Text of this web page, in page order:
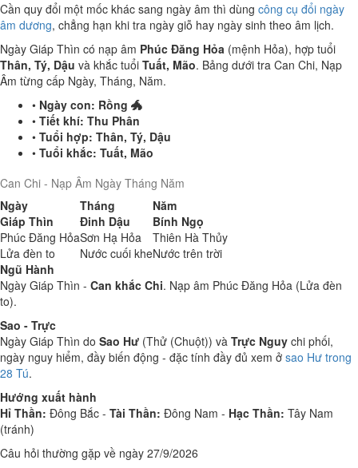
Cần quy đổi một mốc khác sang ngày âm thì dùng công cụ đổi ngày
âm dương, chẳng hạn khi tra ngày giỗ hay ngày sinh theo âm lịch.
Ngày Giáp Thìn có nạp âm Phúc Đăng Hỏa (mệnh Hỏa), hợp tuổi
Thân, Tý, Dậu và khắc tuổi Tuất, Mão. Bảng dưới tra Can Chi, Nạp
Âm từng cấp Ngày, Tháng, Năm.
• Ngày con: Rồng 🐲
• Tiết khí: Thu Phân
• Tuổi hợp: Thân, Tý, Dậu
• Tuổi khắc: Tuất, Mão
Can Chi - Nạp Âm Ngày Tháng Năm
Ngày
Tháng
Năm
Giáp Thìn
Đinh Dậu
Bính Ngọ
Phúc Đăng HỏaSơn Hạ Hỏa
Thiên Hà Thủy
Lửa đèn to
Nước cuối kheNước trên trời
Ngũ Hành
Ngày Giáp Thìn - Can khắc Chi. Nạp âm Phúc Đăng Hỏa (Lửa đèn
to).
Sao - Trực
Ngày Giáp Thìn do Sao Hư (Thử (Chuột)) và Trực Nguy chi phối,
ngày nguy hiểm, đầy biến động - đặc tính đầy đủ xem ở sao Hư trong
28 Tú.
Hướng xuất hành
Hỉ Thần: Đông Bắc - Tài Thần: Đông Nam - Hạc Thần: Tây Nam
(tránh)
Câu hỏi thường gặp về ngày 27/9/2026